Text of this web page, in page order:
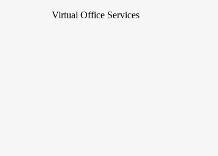
Virtual Office Services